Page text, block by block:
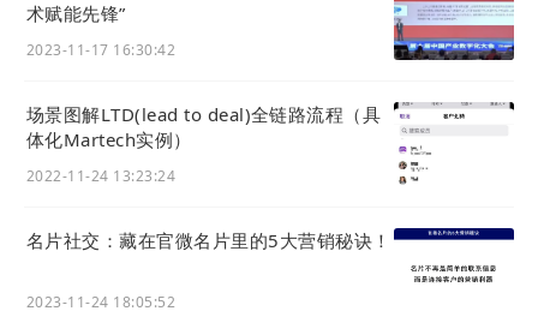
术赋能先锋”
2023-11-17 16:30:42
场景图解LTD(lead to deal)全链路流程（具
体化Martech实例）
2022-11-24 13:23:24
名片社交：藏在官微名片里的5大营销秘诀！
2023-11-24 18:05:52